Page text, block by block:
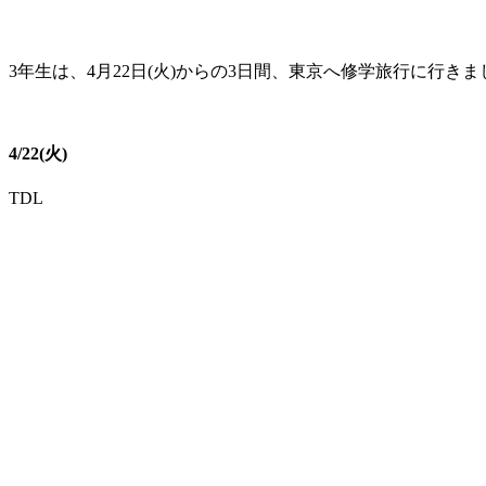
3年生は、4月22日(火)からの3日間、東京へ修学旅行に行きま
4/22(火)
TDL